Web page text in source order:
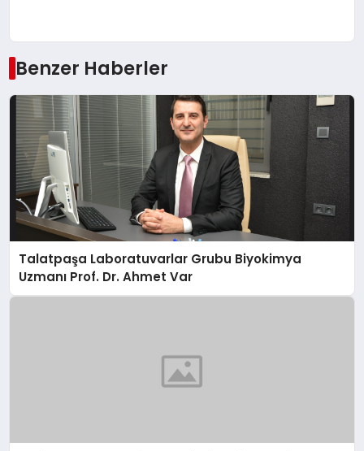
Benzer Haberler
Talatpaşa Laboratuvarlar Grubu Biyokimya
Uzmanı Prof. Dr. Ahmet Var